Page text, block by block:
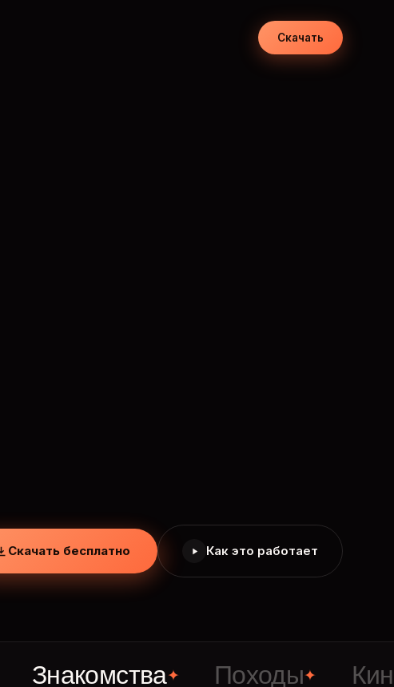
Скачать
Скачать бесплатно Как это работает
✦ Походы✦ Кино